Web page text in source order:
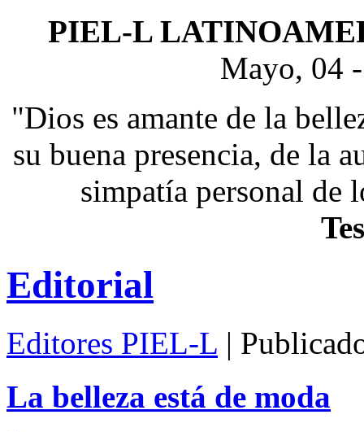
PIEL-L
Mayo, 04
"Dios es amante de la
su buena presencia, de la
simpatía personal de
Editorial
Editores PIEL-L |
La belleza está de moda